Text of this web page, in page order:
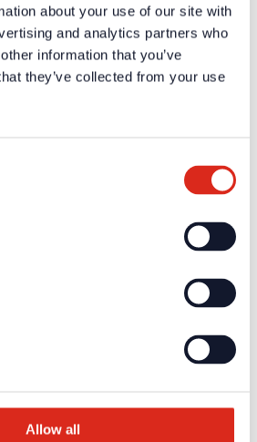
about your use of our site with
and analytics partners who
information that you’ve
they’ve collected from your use
Allow all
als Neukunde
1977 - 2026